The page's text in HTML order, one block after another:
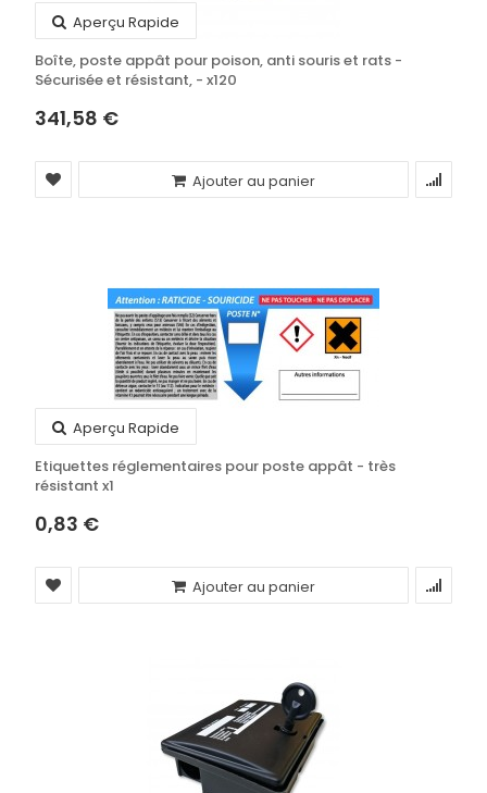
Aperçu Rapide
Boîte, poste appât pour poison, anti souris et rats -
Sécurisée et résistant, - x120
341,58 €
Ajouter au panier
Aperçu Rapide
Etiquettes réglementaires pour poste appât - très
résistant x1
0,83 €
Ajouter au panier